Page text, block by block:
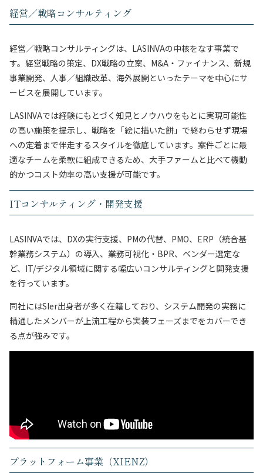
経営／戦略コンサルティング
経営／戦略コンサルティングは、LASINVAの中核をなす事業で
す。経営戦略の策定、DX戦略の立案、M&A・ファイナンス、新規
事業開発、人事／組織改革、海外展開といったテーマを中心にサ
ービスを展開しています。
LASINVAでは経験にもとづく知見とノウハウをもとに実現可能性
の高い施策を提示し、戦略を「絵に描いた餅」で終わらせず現場
への定着まで伴走するスタイルを徹底しています。案件ごとに最
適なチームを柔軟に組成できるため、大手ファームと比べて機動
的かつコスト効率の高い支援が可能です。
ITコンサルティング・開発支援
LASINVAでは、DXの実行支援、PMの代替、PMO、ERP（統合基
幹業務システム）の導入、業務可視化・BPR、ベンダー選定な
ど、IT/デジタル領域に関する幅広いコンサルティングと開発支援
を行っています。
同社にはSIer出身者が多く在籍しており、システム開発の実務に
精通したメンバーが上流工程から実装フェーズまでをカバーでき
る点が強みです。
プラットフォーム事業（XIENZ）